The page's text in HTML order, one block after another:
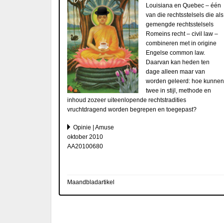
Louisiana en Quebec – één
van die rechtsstelsels die als
gemengde rechtsstelsels
Romeins recht – civil law –
combineren met in origine
Engelse common law.
Daarvan kan heden ten
dage alleen maar van
worden geleerd: hoe kunnen
twee in stijl, methode en
inhoud zozeer uiteenlopende rechtstradities
vruchtdragend worden begrepen en toegepast?
Opinie | Amuse
oktober 2010
AA20100680
Maandbladartikel